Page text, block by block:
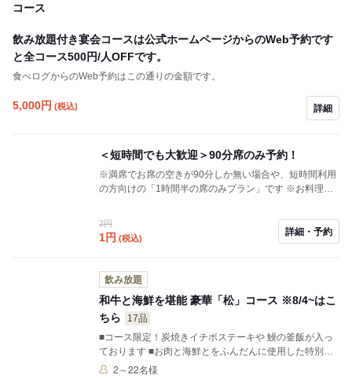
コース
飲み放題付き宴会コースは公式ホームページからのWeb予約です
と全コース500円/人OFFです。
食べログからのWeb予約はこの通りの金額です。
5,000円 (税込) 詳細
＜短時間でも大歓迎＞90分席のみ予約！
※満席でお席の空きが90分しか無い場合や、短時間利用
の方向けの「1時間半の席のみプラン」です ※お料理、
お断りするメニュー(時間のかかる商品)がある場合がご
ざいます ※土鍋ご飯など提供までお時間のかかる商品は
事前に承れますので、ご希望の場合は是非お電話くださ
い
2円
1円 (税込)
詳細・予約
飲み放題
和牛と海鮮を堪能 豪華「松」コース​ ※8/4~はこ
ちら
17品
■コース限定！​炭焼きイチボステーキや 鰻の釜飯が入っ
ております ■​お肉と海鮮とをふんだんに使用した特別な
席におすすめのコース ■​店主が厳選した​店内すべてのド
2～22名様